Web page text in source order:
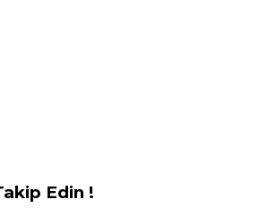
Edin !